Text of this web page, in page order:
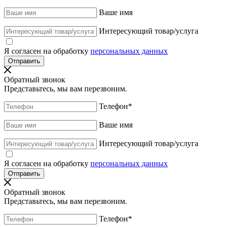
Ваше имя
Интересующий товар/услуга
Я согласен на обработку персональных данных
Обратный звонок
Представьтесь, мы вам перезвоним.
Телефон*
Ваше имя
Интересующий товар/услуга
Я согласен на обработку персональных данных
Обратный звонок
Представьтесь, мы вам перезвоним.
Телефон*